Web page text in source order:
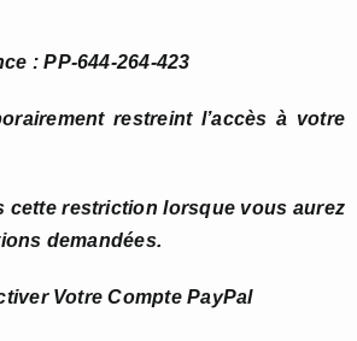
: PP-644-264-423
restreint l’accès à votre
cette restriction lorsque vous aurez
demandées.
Votre Compte PayPal